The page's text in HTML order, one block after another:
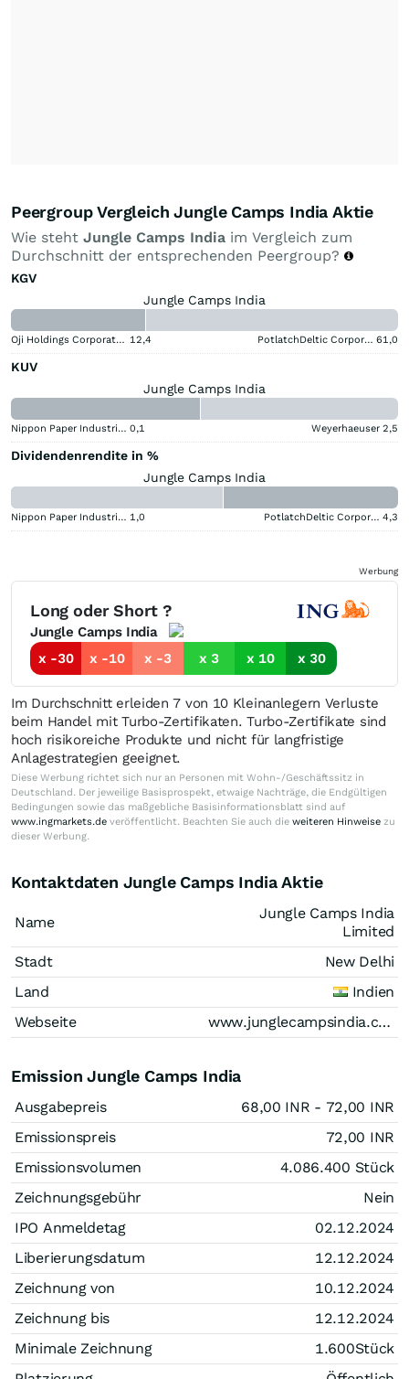
Peergroup Vergleich Jungle Camps India Aktie
Wie steht Jungle Camps India im Vergleich zum
Durchschnitt der entsprechenden Peergroup?
KGV
Jungle Camps India
Oji Holdings Corporation 12,4 PotlatchDeltic Corporation 61,0
KUV
Jungle Camps India
Nippon Paper Industries 0,1 Weyerhaeuser 2,5
Dividendenrendite in %
Jungle Camps India
Nippon Paper Industries 1,0 PotlatchDeltic Corporation 4,3
Werbung
Long oder Short ?
Jungle Camps India
x -30
x -10 x -3 x 3 x 10 x 30
Im Durchschnitt erleiden 7 von 10 Kleinanlegern Verluste
beim Handel mit Turbo-Zertifikaten. Turbo-Zertifikate sind
hoch risikoreiche Produkte und nicht für langfristige
Anlagestrategien geeignet.
Diese Werbung richtet sich nur an Personen mit Wohn-/Geschäftssitz in
Deutschland. Der jeweilige Basisprospekt, etwaige Nachträge, die Endgültigen
Bedingungen sowie das maßgebliche Basisinformationsblatt sind auf
www.ingmarkets.de veröffentlicht. Beachten Sie auch die weiteren Hinweise zu
dieser Werbung.
Kontaktdaten Jungle Camps India Aktie
Name
Jungle Camps India
Limited
Stadt
New Delhi
Land
Indien
Webseite
www.junglecampsindia.com
Emission Jungle Camps India
Ausgabepreis 68,00 INR - 72,00 INR
Emissionspreis
72,00 INR
Emissionsvolumen
4.086.400 Stück
Zeichnungsgebühr
Nein
IPO Anmeldetag
02.12.2024
Liberierungsdatum
12.12.2024
Zeichnung von
10.12.2024
Zeichnung bis
12.12.2024
Minimale Zeichnung
1.600Stück